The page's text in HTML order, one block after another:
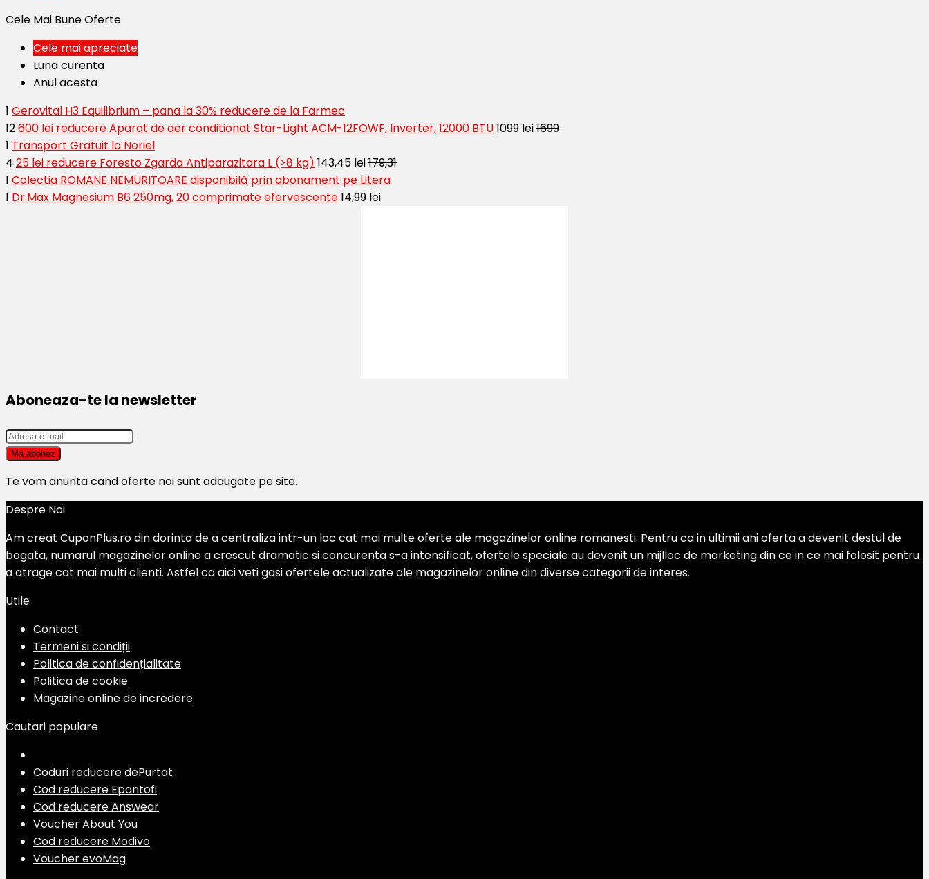
Cele Mai Bune Oferte
Cele mai apreciate
Luna curenta
Anul acesta
1 Gerovital H3 Equilibrium – pana la 30% reducere de la Farmec
12600 lei reducere Aparat de aer conditionat Star-Light ACM-12FOWF, Inverter, 12000 BTU1099 lei1699
1 Transport Gratuit la Noriel
4 25 lei reducere Foresto Zgarda Antiparazitara L (>8 kg) 143,45 lei179,31
1 Colectia ROMANE NEMURITOARE disponibilă prin abonament pe Litera
1 Dr.Max Magnesium B6 250mg, 20 comprimate efervescente14,99 lei
Aboneaza-te la newsletter
Te vom anunta cand oferte noi sunt adaugate pe site.
Despre Noi
Am creat CuponPlus.ro din dorinta de a centraliza intr-un loc cat mai multe oferte ale magazinelor online romanesti. Pentru ca in ultimii ani oferta a devenit destul de
bogata, numarul magazinelor online a crescut dramatic si concurenta s-a intensificat, ofertele speciale au devenit un mijlloc de marketing din ce in ce mai folosit pentru
a atrage cat mai multi clienti. Astfel ca aici veti gasi ofertele actualizate ale magazinelor online din diverse categorii de interes.
Utile
Contact
Termeni si condiții
Politica de confidențialitate
Politica de cookie
Magazine online de incredere
Cautari populare
Coduri reducere dePurtat
Cod reducere Epantofi
Cod reducere Answear
Voucher About You
Cod reducere Modivo
Voucher evoMag